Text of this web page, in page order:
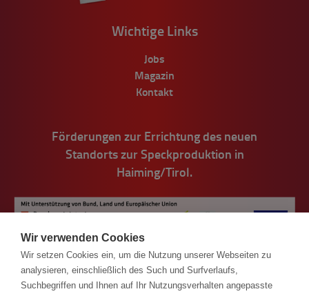
Wichtige Links
Jobs
Magazin
Kontakt
Förderungen zur Errichtung des neuen
Standorts zur Speckproduktion in
Haiming/Tirol.
Wir verwenden Cookies
Wir setzen Cookies ein, um die Nutzung unserer Webseiten zu
analysieren, einschließlich des Such und Surfverlaufs,
Suchbegriffen und Ihnen auf Ihr Nutzungsverhalten angepasste